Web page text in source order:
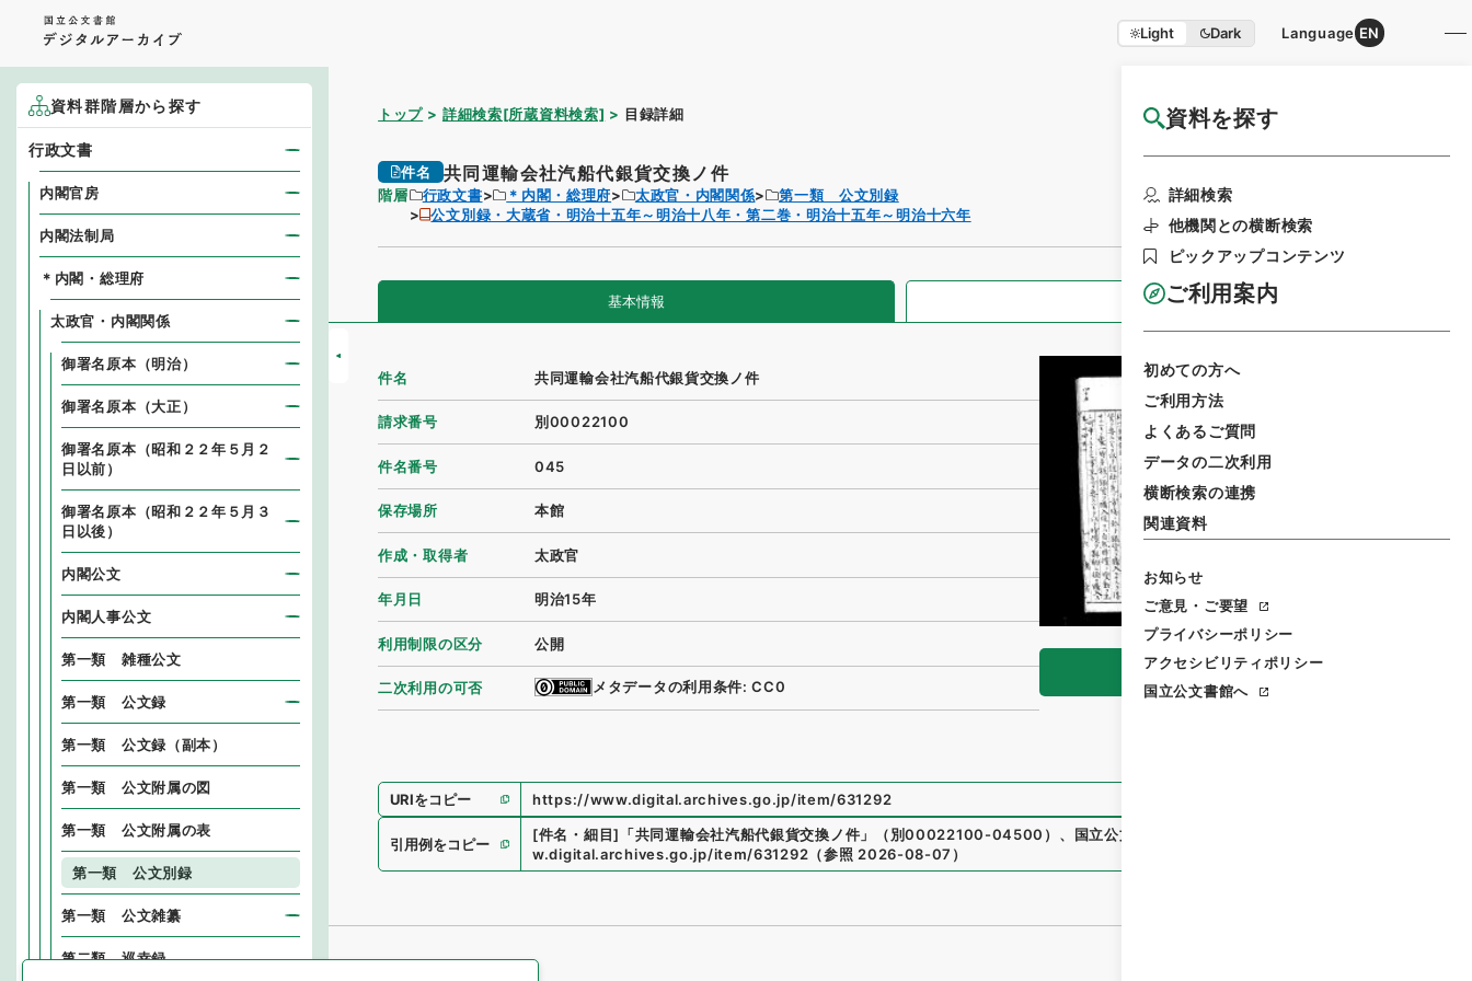
Light Dark Language EN
資料を探す
詳細検索
他機関との横断検索
ピックアップコンテンツ
ご利用案内
初めての方へ
ご利用方法
よくあるご質問
データの二次利用
横断検索の連携
関連資料
お知らせ
ご意見・ご要望
プライバシーポリシー
アクセシビリティポリシー
国立公文書館へ
トップ 詳細検索[所蔵資料検索] 目録詳細 国立公文書館HP利用案内
件名 共同運輸会社汽船代銀貨交換ノ件
階層 行政文書 ＊内閣・総理府 太政官・内閣関係
第一類 公文別録
公文別録・大蔵省・明治十五年～明治十八年・第二巻・明治十五年～明治十六年
基本情報 全ての情報
閲覧
件名 共同運輸会社汽船代銀貨交換ノ件
請求番号 別00022100
件名番号 045
保存場所 本館
作成・取得者 太政官
年月日 明治15年
利用制限の区分 公開
二次利用の可否 メタデータの利用条件: CC0
URIをコピー https://www.digital.archives.go.jp/item/631292
引用例をコピー
[件名・細目] 「共同運輸会社汽船代銀貨交換ノ件 」 （別00022100-04500 ） 、 国立公文書館デジタルアーカイブ
w.digital.archives.go.jp/item/631292 （参照 2026-08-07 ）
資料群階層から探す
行政文書
内閣官房
内閣法制局
＊内閣・総理府
太政官・内閣関係
御署名原本（明治）
御署名原本（大正）
御署名原本（昭和２２年５月２
日以前）
御署名原本（昭和２２年５月３
日以後）
内閣公文
内閣人事公文
第一類 雑種公文
第一類 公文録
第一類 公文録（副本）
第一類 公文附属の図
第一類 公文附属の表
第一類 公文別録
第一類 公文雑纂
第二類 巡幸録